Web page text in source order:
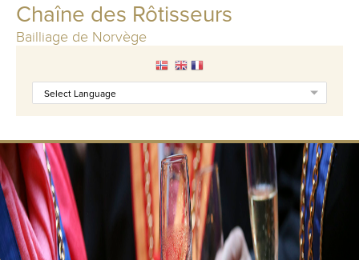
Chaîne des Rôtisseurs
Bailliage de Norvège